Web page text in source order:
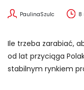
PaulinaSzulc 8
Ile trzeba zarabiać,
od lat przyciąga
stabilnym rynkiem